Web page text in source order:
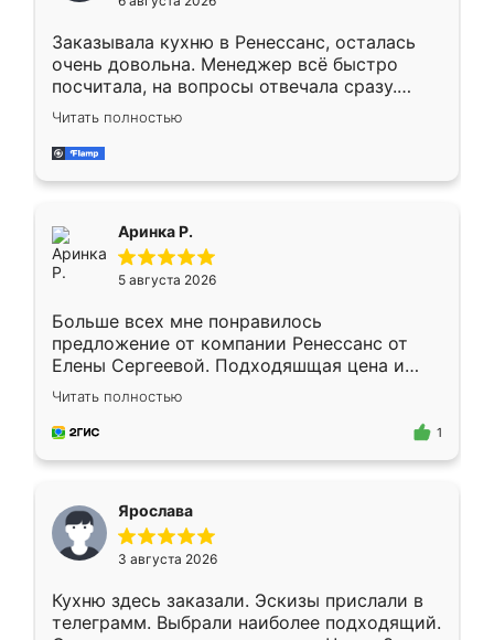
мебели буду заказывать только здесь.
Заказывала кухню в Ренессанс, осталась
очень довольна. Менеджер всё быстро
посчитала, на вопросы отвечала сразу.
Замерщик приехал в субботу, подошёл к
делу со всей ответственностью. Собрали
за день, ребята работали аккуратно, даже
Читать полностью
Аринка Р.
5 августа 2026
Больше всех мне понравилось
предложение от компании Ренессанс от
Елены Сергеевой. Подходяшщая цена и
короткие сроки изготовления. Приехавший
для замера сотрудник Владислав
предложил по моему эскизу самый
Читать полностью
1
Ярослава
3 августа 2026
Кухню здесь заказали. Эскизы прислали в
телеграмм. Выбрали наиболее подходящий.